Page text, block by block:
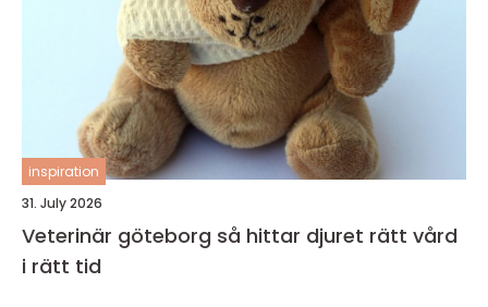
inspiration
31. July 2026
Veterinär göteborg så hittar djuret rätt vård
i rätt tid